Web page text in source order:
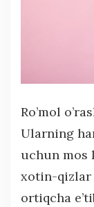
Ro’mol
Ularning
uchun mos
xotin-qizlar
ortiqcha